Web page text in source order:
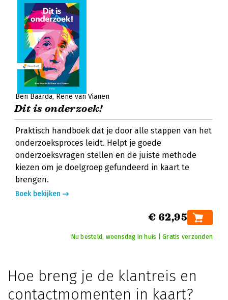
Ben Baarda Rene van Vianen
Dit is onderzoek!
Praktisch handboek dat je door alle stappen van het
onderzoeksproces leidt. Helpt je goede
onderzoeksvragen stellen en de juiste methode
kiezen om je doelgroep gefundeerd in kaart te
brengen.
Boek bekijken
€ 62,95
Nu besteld, woensdag in huis | Gratis verzonden
Hoe breng je de klantreis en
contactmomenten in kaart?